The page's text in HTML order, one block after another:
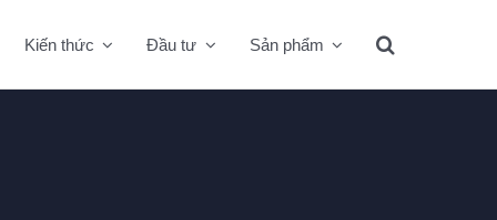
Kiến thức Đầu tư Sản phẩm